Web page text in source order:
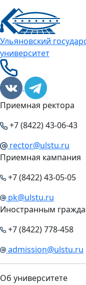
Ульяновский
университет
Приемная ректора
+7 (8422) 43-06-43
rector@ulstu.ru
Приемная кампания
+7 (8422) 43-05-05
pk@ulstu.ru
Иностранным
+7 (8422) 778-458
admission@ulstu.ru
Об университете